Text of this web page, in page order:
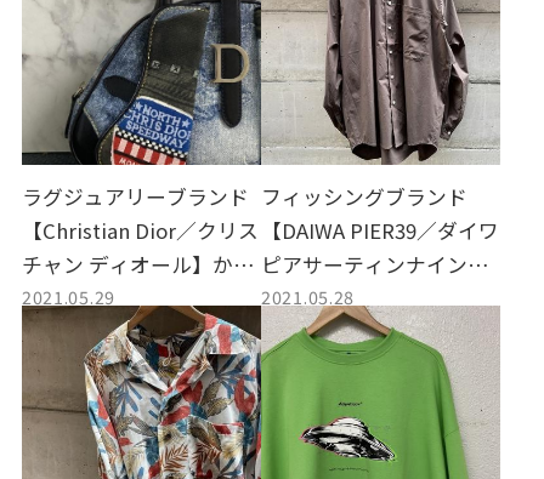
た。
グ)買取しました。
ラグジュアリーブランド
【Christian Dior／クリス
チャン ディオール】から
デニムボストンバッグ買
取しました。
2021.05.29
フィッシングブランド
【DAIWA PIER39／ダイワ
ピアサーティンナイン】
からTECH BAND COLLAR
SHIRTS L/S／テックバン
ドカラーシャツロングス
リーブ買取しました。
2021.05.28